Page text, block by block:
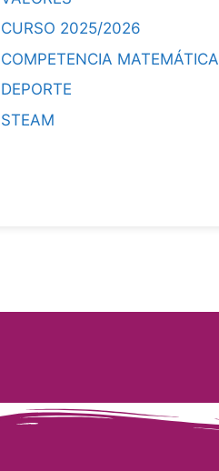
CURSO 2025/2026
COMPETENCIA MATEMÁTICA
DEPORTE
STEAM